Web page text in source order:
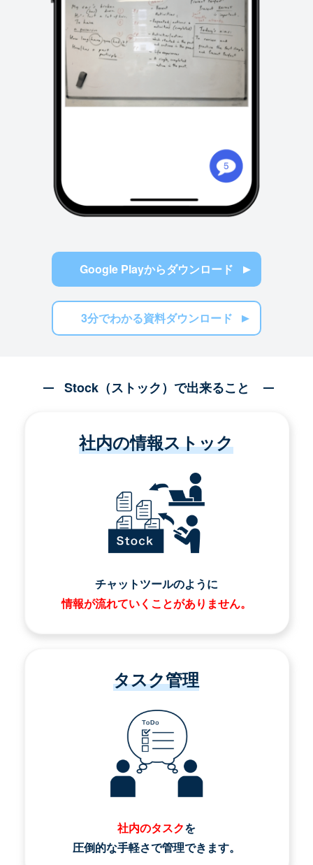
Google Playからダウンロード
3分でわかる資料ダウンロード
Stock（ストック）で出来ること
社内の情報ストック
チャットツールのように
情報が流れていくことがありません。
タスク管理
社内のタスクを
圧倒的な手軽さで管理できます。